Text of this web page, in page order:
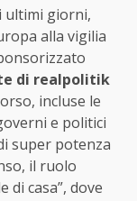
ultimi giorni,
alla vigilia
di realpolitik
incluse le
e politici
super potenza
il ruolo
di casa”, dove